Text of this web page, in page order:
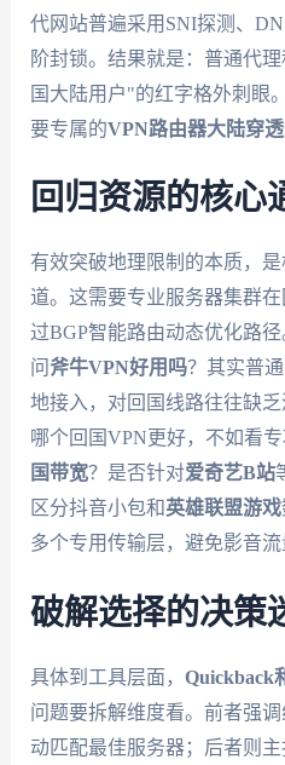
代网站普遍采用SNI探测、
阶封锁。结果就是：普通代
国大陆用户"的红字格外刺眼
要专属的VPN路由器大陆穿
回归资源的核心
有效突破地理限制的本质，
道。这需要专业服务器集群
过BGP智能路由动态优化路
问 斧牛VPN好用吗？其实普
地接入，对回国线路往往缺
哪个回国VPN更好，不如看
国带宽？是否针对爱奇艺B站
区分抖音小包和英雄联盟游戏
多个专用传输层，避免影音流
破解选择的决策
具体到工具层面， Quickback
问题要拆解维度看。前者强
动匹配最佳服务器；后者则